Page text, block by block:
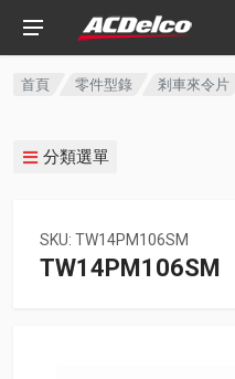
首頁 零件型錄 剎車來令片
分類選單
SKU: TW14PM106SM
TW14PM106SM